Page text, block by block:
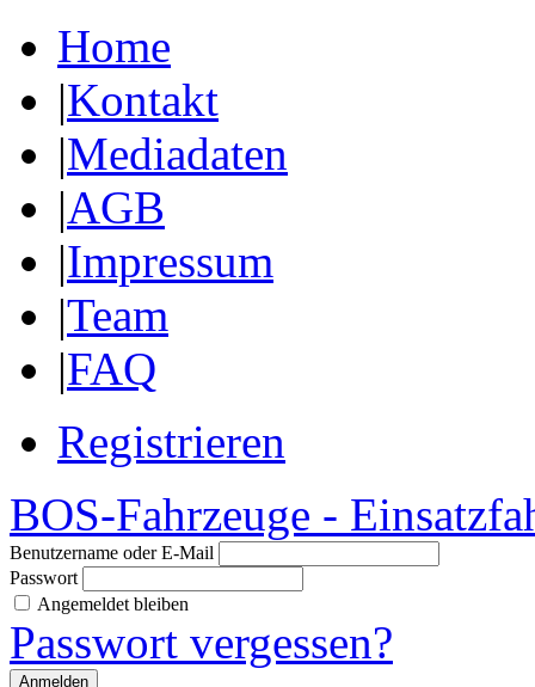
Home
|Kontakt
|Mediadaten
|AGB
|Impressum
|Team
|FAQ
Registrieren
BOS-Fahrzeuge -
Benutzername oder E-Mail
Passwort
Angemeldet bleiben
Passwort vergessen?